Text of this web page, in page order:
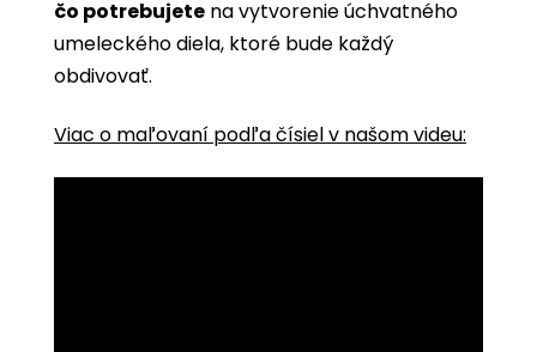
čo potrebujete na vytvorenie úchvatného
umeleckého diela, ktoré bude každý
obdivovať.
Viac o maľovaní podľa čísiel v našom videu: